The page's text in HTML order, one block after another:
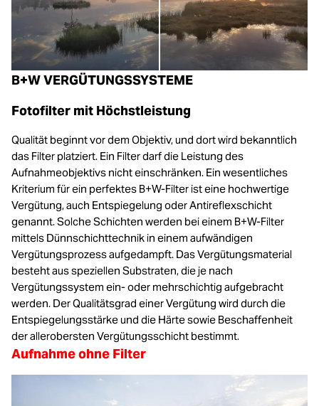
B+W VERGÜTUNGSSYSTEME
Fotofilter mit Höchstleistung
Qualität beginnt vor dem Objektiv, und dort wird bekanntlich
das Filter platziert. Ein Filter darf die Leistung des
Aufnahmeobjektivs nicht einschränken. Ein wesentliches
Kriterium für ein perfektes B+W-Filter ist eine hochwertige
Vergütung, auch Entspiegelung oder Antireflexschicht
genannt. Solche Schichten werden bei einem B+W-Filter
mittels Dünnschichttechnik in einem aufwändigen
Vergütungsprozess aufgedampft. Das Vergütungsmaterial
besteht aus speziellen Substraten, die je nach
Vergütungssystem ein- oder mehrschichtig aufgebracht
werden. Der Qualitätsgrad einer Vergütung wird durch die
Entspiegelungsstärke und die Härte sowie Beschaffenheit
der allerobersten Vergütungsschicht bestimmt.
Aufnahme ohne Filter